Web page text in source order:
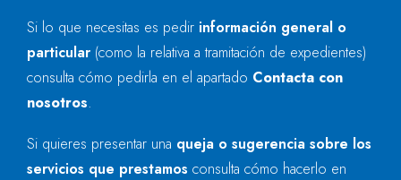
Si lo que necesitas es pedir información general o
particular (como la relativa a tramitación de expedientes)
consulta cómo pedirla en el apartado Contacta con
nosotros.
Si quieres presentar una queja o sugerencia sobre los
servicios que prestamos consulta cómo hacerlo en